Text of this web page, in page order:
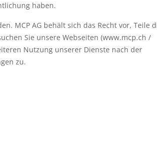
haben.
MCP AG behält sich das Recht vor, Teile
Sie unsere Webseiten (www.mcp.ch /
Nutzung unserer Dienste nach der
zu.